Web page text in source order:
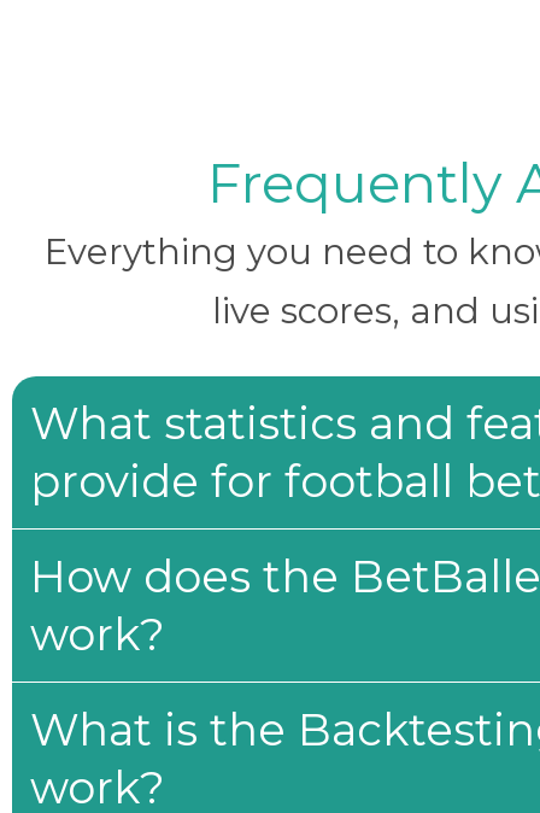
Frequently
Everything you need to
live scores, and
What statistics and
provide for football
How does the
work?
What is the
work?